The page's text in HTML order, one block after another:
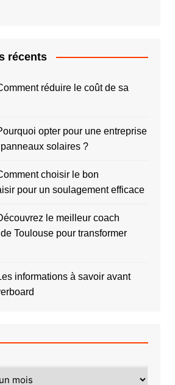
récents
réduire le coût de sa
opter pour une entreprise
solaires ?
choisir le bon
pour un soulagement efficace
le meilleur coach
Toulouse pour transformer
informations à savoir avant